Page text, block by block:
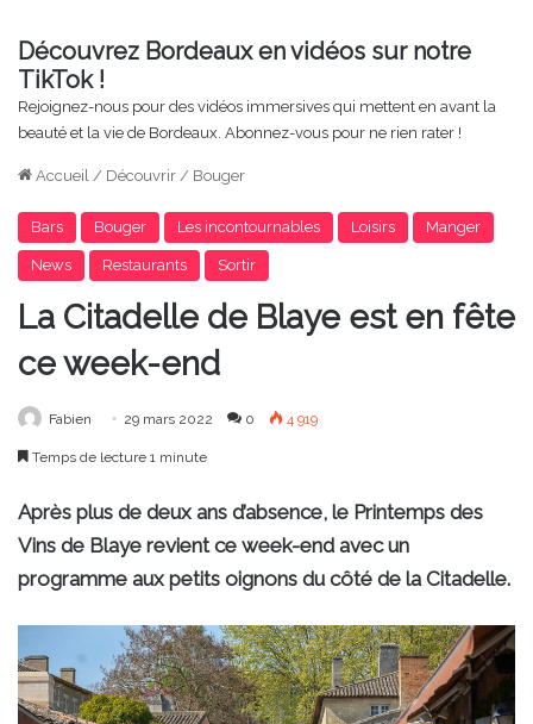
Découvrez Bordeaux en vidéos sur notre
TikTok !
Rejoignez-nous pour des vidéos immersives qui mettent en avant la
beauté et la vie de Bordeaux. Abonnez-vous pour ne rien rater !
Accueil / Découvrir / Bouger
Bars Bouger Les incontournables Loisirs Manger
News Restaurants Sortir
La Citadelle de Blaye est en fête
ce week-end
Fabien 29 mars 2022 0 4 919
Temps de lecture 1 minute
Après plus de deux ans d’absence, le Printemps des
Vins de Blaye revient ce week-end avec un
programme aux petits oignons du côté de la Citadelle.